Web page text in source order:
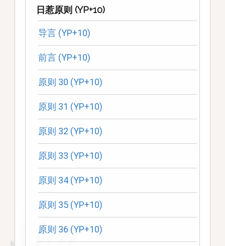
日惹原则 (YP+10)
导言 (YP+10)
前言 (YP+10)
原则 30 (YP+10)
原则 31 (YP+10)
原则 32 (YP+10)
原则 33 (YP+10)
原则 34 (YP+10)
原则 35 (YP+10)
原则 36 (YP+10)